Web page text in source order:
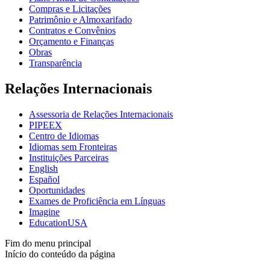
Compras e Licitações
Patrimônio e Almoxarifado
Contratos e Convênios
Orçamento e Finanças
Obras
Transparência
Relações Internacionais
Assessoria de Relações Internacionais
PIPEEX
Centro de Idiomas
Idiomas sem Fronteiras
Instituições Parceiras
English
Español
Oportunidades
Exames de Proficiência em Línguas
Imagine
EducationUSA
Fim do menu principal
Início do conteúdo da página